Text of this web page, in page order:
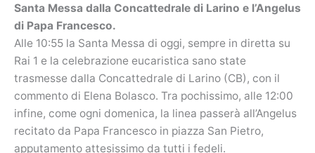
Santa Messa dalla Concattedrale di Larino e l’Angelus
di Papa Francesco.
Alle 10:55 la Santa Messa di oggi, sempre in diretta su
Rai 1 e la celebrazione eucaristica sano state
trasmesse dalla Concattedrale di Larino (CB), con il
commento di Elena Bolasco. Tra pochissimo, alle 12:00
infine, come ogni domenica, la linea passerà all’Angelus
recitato da Papa Francesco in piazza San Pietro,
apputamento attesissimo da tutti i fedeli.